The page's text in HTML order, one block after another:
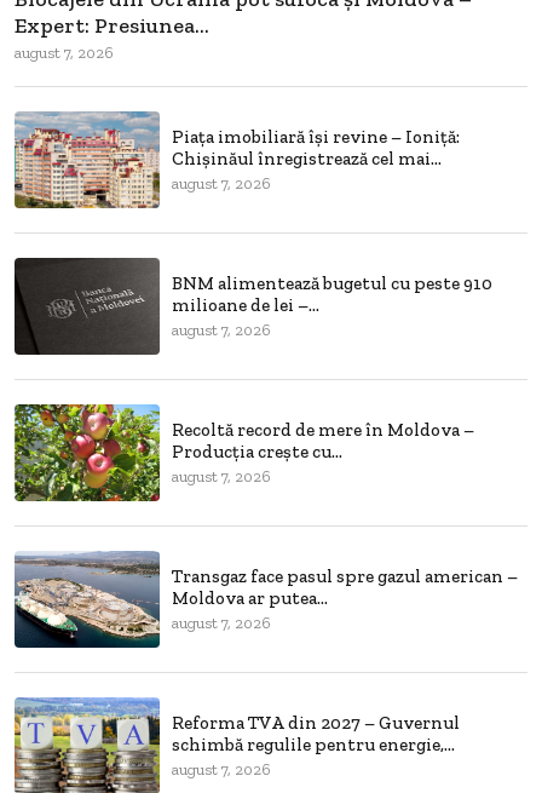
Expert: Presiunea...
august 7, 2026
Piața imobiliară își revine – Ioniță:
Chișinăul înregistrează cel mai...
august 7, 2026
BNM alimentează bugetul cu peste 910
milioane de lei –...
august 7, 2026
Recoltă record de mere în Moldova –
Producția crește cu...
august 7, 2026
Transgaz face pasul spre gazul american –
Moldova ar putea...
august 7, 2026
Reforma TVA din 2027 – Guvernul
schimbă regulile pentru energie,...
august 7, 2026